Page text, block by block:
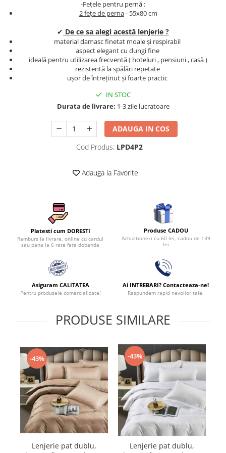
Set Lenjerie Pat Blanita Iepure, 6
Lenjerii De Pat Premium Collection
Set Lenjerie De Pat, 7 Piese, Cu
Pilota / Cuvertura Inclusa
Set Lenjerie De Pat Jacquard Regal,
Lenjerii Damasc Egiptean King Size
Lenjerii De Pat, Finet Premium, 1
Lenjerii De Pat Damasc 1 Persoana
Lenjerii De Pat, Imprimeu 3D, 1
-Fețele pentru pernă :
2 fețe de perna- 55x80 cm
✔ De ce sa alegi acestă lenjerie ?
material damasc finetat moale și respirabil
aspect elegant cu dungi fine
ideală pentru utilizarea frecventă ( hoteluri , pensiuni , casă )
rezistentă la spălări repetate
ușor de întreținut și foarte practic
IN STOC
Durata de livrare: 1-3 zile lucratoare
ADAUGA IN COS
Cod Produs: LPD4P2
Adauga la Favorite
Platesti cum DORESTI
Ramburs la livrare, online cu cardul
sau pana la 6 rate fara dobanda
Produse CADOU
Achizitionezi cu 60 lei, cadou de 139
lei
Asiguram CALITATEA
Pentru produsele comercializate!
Ai INTREBARI? Contacteaza-ne!
Raspundem rapid nevoilor tale.
PRODUSE SIMILARE
-43%
Lenjerie pat dublu,
-43%
Lenjerie pat dublu,